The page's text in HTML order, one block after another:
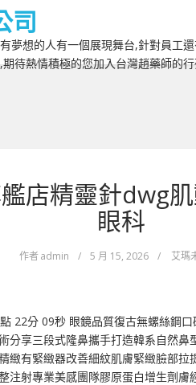
司
夢想的人有一個展現舞台,針對員工
待熱情積極的您加入台灣趙藥師的
店精靈針dwg
眼科
作者admin / 5 月 15, 2026 / 艾瑪
22分 09秒 眼鏡品質復古無螺絲鋼
分享三段式隆鼻攜手打造韓系自然
緻有緊緻器改善細紋肌膚緊緻臉部
注射專業美感團隊膠原蛋白增生劑